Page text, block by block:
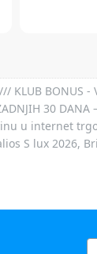
KLUB
30
u internet
lux 2026,